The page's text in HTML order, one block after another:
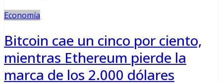
Economía
Bitcoin cae un cinco por ciento,
mientras Ethereum pierde la
marca de los 2.000 dólares